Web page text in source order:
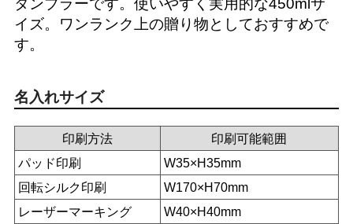
タンブラーです。使いやすく実用的な450mlサ
イズ。ワンランク上の贈り物としておすすめで
す。
名入れサイズ
印刷方法
印刷可能範囲
パッド印刷
W35×H35mm
回転シルク印刷
W170×H70mm
レーザーマーキング
W40×H40mm